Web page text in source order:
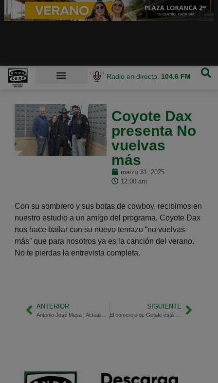
Radio en directo. 104.6 FM
Coyote Dax
presenta No
vuelvas
más
marzo 31, 2025
12:00 am
Con su sombrero y sus botas de cowboy, recibimos en
nuestro estudio a un amigo del programa. Coyote Dax
nos hace bailar con su nuevo temazo “no vuelvas
más” que para nosotros ya es la canción del verano.
No te pierdas la entrevista completa.
ANTERIOR SIGUIENTE